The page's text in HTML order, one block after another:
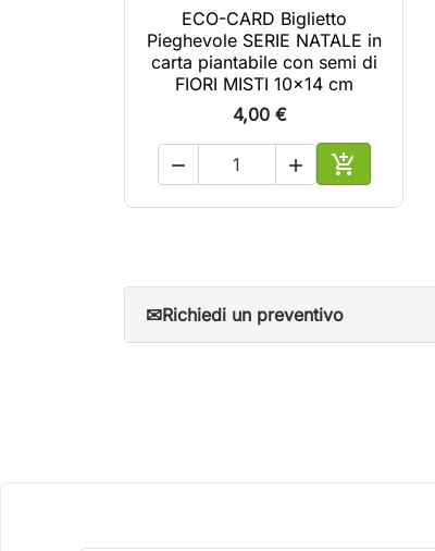
ECO-CARD Biglietto
Pieghevole SERIE NATALE in
carta piantabile con semi di
FIORI MISTI 10x14 cm
4,00 €
  
Aggiungi
✉Richiedi un preventivo